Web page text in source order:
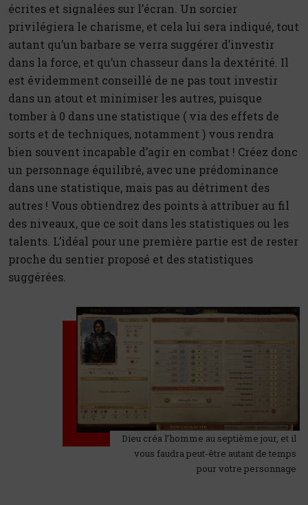
écrites et signalées sur l’écran. Un sorcier
privilégiera le charisme, et cela lui sera indiqué, tout
autant qu’un barbare se verra suggérer d’investir
dans la force, et qu’un chasseur dans la dextérité. Il
est évidemment conseillé de ne pas tout investir
dans un atout et minimiser les autres, puisque
tomber à 0 dans une statistique ( via des effets de
sorts et de techniques, notamment ) vous rendra
bien souvent incapable d’agir en combat ! Créez donc
un personnage équilibré, avec une prédominance
dans une statistique, mais pas au détriment des
autres ! Vous obtiendrez des points à attribuer au fil
des niveaux, que ce soit dans les statistiques ou les
talents. L’idéal pour une première partie est de rester
proche du sentier proposé et des statistiques
suggérées.
Dieu créa l’homme au septième jour, et il
vous faudra peut-être autant de temps
pour votre personnage